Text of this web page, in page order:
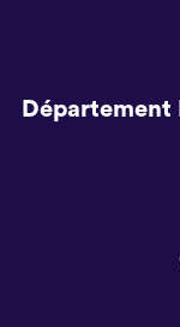
Département